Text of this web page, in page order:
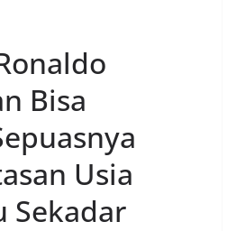
Bisa
Usia
Sekadar